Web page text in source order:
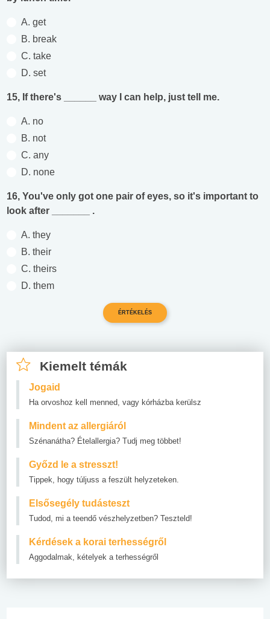
A. get
B. break
C. take
D. set
15, If there's ______ way I can help, just tell me.
A. no
B. not
C. any
D. none
16, You've only got one pair of eyes, so it's important to
look after _______ .
A. they
B. their
C. theirs
D. them
Kiemelt témák
Jogaid
Ha orvoshoz kell menned, vagy kórházba kerülsz
Mindent az allergiáról
Szénanátha? Ételallergia? Tudj meg többet!
Győzd le a stresszt!
Tippek, hogy túljuss a feszült helyzeteken.
Elsősegély tudásteszt
Tudod, mi a teendő vészhelyzetben? Teszteld!
Kérdések a korai terhességről
Aggodalmak, kételyek a terhességről